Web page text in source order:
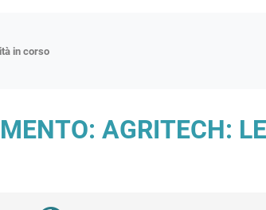
in corso
di approfondimento
AGRITECH: